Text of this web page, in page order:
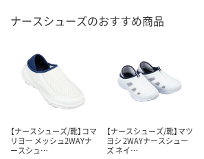
ナースシューズのおすすめ商品
【ナースシューズ/靴】コマ
リヨー メッシュ2WAYナ
ースシュ…
【ナースシューズ/靴】マツ
ヨシ 2WAYナースシュー
ズ ネイ…